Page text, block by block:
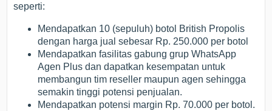
seperti:
Mendapatkan 10 (sepuluh) botol British Propolis
dengan harga jual sebesar Rp. 250.000 per botol
Mendapatkan fasilitas gabung grup WhatsApp
Agen Plus dan dapatkan kesempatan untuk
membangun tim reseller maupun agen sehingga
semakin tinggi potensi penjualan.
Mendapatkan potensi margin Rp. 70.000 per botol.